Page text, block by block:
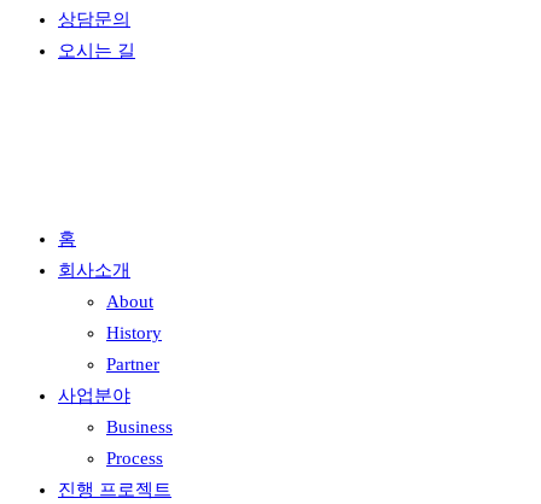
상담문의
오시는 길
홈
회사소개
About
History
Partner
사업분야
Business
Process
진행 프로젝트